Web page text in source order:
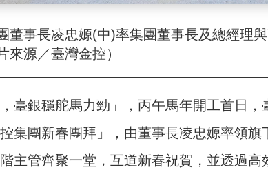
董事長凌忠嫄(中)率集團董事長及總經理
來源／臺灣金控）
臺銀穩舵馬力勁」，丙午馬年開工首日，
集團新春團拜」，由董事長凌忠嫄率領旗
主管齊聚一堂，互道新春祝賀，並透過高